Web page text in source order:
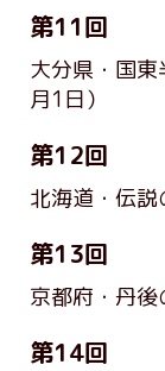
第11回
大分県・国
月1日）
第12回
北海道・伝
第13回
京都府・丹
第14回